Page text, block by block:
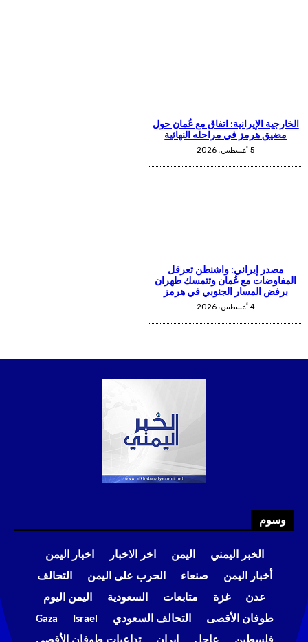
وسوم
الخبر اليمني اليمن اخر الاخبار
اخبار اليمن
أخبار اليمن
صنعاء الحرب على اليمن
التحالف
عدن
غزة متابعات السعودية
اليمن اليوم
طوفان الأقصى
التحالف السعودي Israel
Gaza